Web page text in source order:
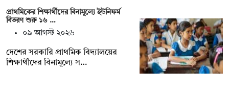
প্রাথমিকের শিক্ষার্থীদের বিনামূল্যে ইউনিফর্ম
বিতরণ শুরু ১৬ …
০৯ আগস্ট ২০২৬
দেশের সরকারি প্রাথমিক বিদ্যালয়ের
শিক্ষার্থীদের বিনামূল্যে স…